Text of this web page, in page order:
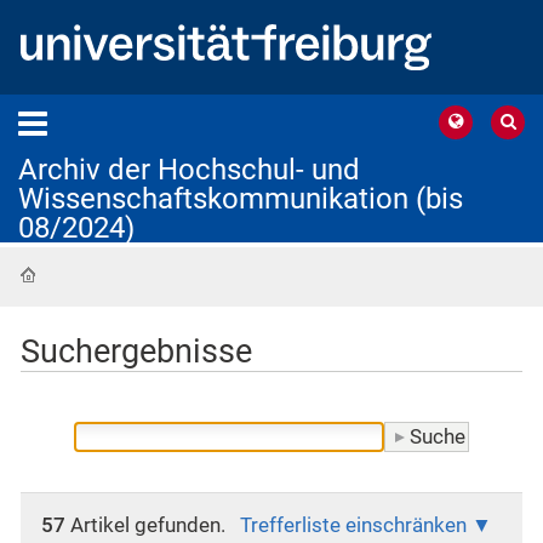
Archiv der Hochschul- und
Wissenschaftskommunikation (bis
08/2024)
Suchergebnisse
57 Artikel gefunden. Trefferliste einschränken